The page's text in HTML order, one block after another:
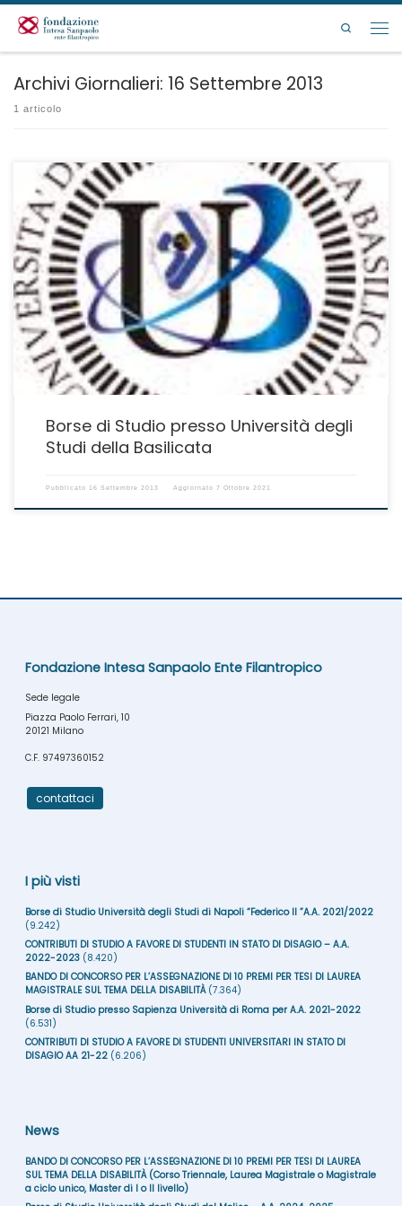
Passa al contenuto
Search
Archivi Giornalieri: 16 Settembre 2013
1 articolo
La Fondazione Intesa Sanpaolo Onlus ha messo a disposizione degli
studenti dell’Università degli Studi della Basilicata, che collabora
all’iniziativa, la somma complessiva di € 15.000 che verrà riconosciuta
con l’erogazione di borse di studio a favore di studenti iscritti al predetto
Ateneo per l’A.A. 2013/2014 che vengano a trovarsi in […]
Borse di Studio presso Università degli
Studi della Basilicata
Pubblicato 16 Settembre 2013 Aggiornato 7 Ottobre 2021
Fondazione Intesa Sanpaolo Ente Filantropico
Sede legale
Piazza Paolo Ferrari, 10
20121 Milano
C.F. 97497360152
contattaci
I più visti
Borse di Studio Università degli Studi di Napoli “Federico II ”A.A. 2021/2022
(9.242)
CONTRIBUTI DI STUDIO A FAVORE DI STUDENTI IN STATO DI DISAGIO – A.A.
2022-2023 (8.420)
BANDO DI CONCORSO PER L’ASSEGNAZIONE DI 10 PREMI PER TESI DI LAUREA
MAGISTRALE SUL TEMA DELLA DISABILITÀ (7.364)
Borse di Studio presso Sapienza Università di Roma per A.A. 2021-2022
(6.531)
CONTRIBUTI DI STUDIO A FAVORE DI STUDENTI UNIVERSITARI IN STATO DI
DISAGIO AA 21-22 (6.206)
News
BANDO DI CONCORSO PER L’ASSEGNAZIONE DI 10 PREMI PER TESI DI LAUREA
SUL TEMA DELLA DISABILITÀ (Corso Triennale, Laurea Magistrale o Magistrale
a ciclo unico, Master di I o II livello)